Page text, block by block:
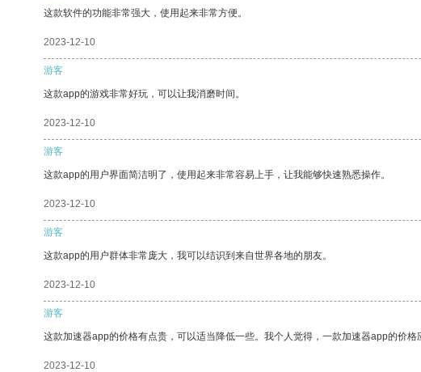
这款软件的功能非常强大，使用起来非常方便。
2023-12-10
游客
这款app的游戏非常好玩，可以让我消磨时间。
2023-12-10
游客
这款app的用户界面简洁明了，使用起来非常容易上手，让我能够快速熟悉操作。
2023-12-10
游客
这款app的用户群体非常庞大，我可以结识到来自世界各地的朋友。
2023-12-10
游客
这款加速器app的价格有点贵，可以适当降低一些。我个人觉得，一款加速器app的价格
2023-12-10